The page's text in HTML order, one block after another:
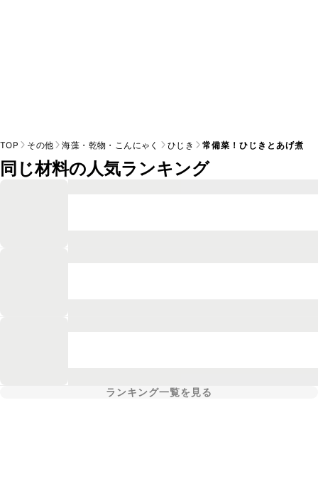
TOP その他 海藻・乾物・こんにゃく ひじき 常備菜！ひじきとあげ煮
同じ材料の人気ランキング
ランキング一覧を見る